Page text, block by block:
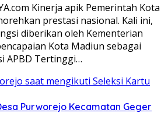
Kinerja apik Pemerintah Kota
prestasi nasional. Kali ini,
diberikan oleh Kementerian
Kota Madiun sebagai
APBD Tertinggi…
Purworejo Kecamatan Geger